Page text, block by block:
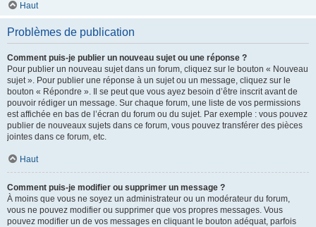
Haut
Problèmes de publication
Comment puis-je publier un nouveau sujet ou une réponse ?
Pour publier un nouveau sujet dans un forum, cliquez sur le bouton « Nouveau
sujet ». Pour publier une réponse à un sujet ou un message, cliquez sur le
bouton « Répondre ». Il se peut que vous ayez besoin d’être inscrit avant de
pouvoir rédiger un message. Sur chaque forum, une liste de vos permissions
est affichée en bas de l’écran du forum ou du sujet. Par exemple : vous pouvez
publier de nouveaux sujets dans ce forum, vous pouvez transférer des pièces
jointes dans ce forum, etc.
Haut
Comment puis-je modifier ou supprimer un message ?
À moins que vous ne soyez un administrateur ou un modérateur du forum,
vous ne pouvez modifier ou supprimer que vos propres messages. Vous
pouvez modifier un de vos messages en cliquant le bouton adéquat, parfois